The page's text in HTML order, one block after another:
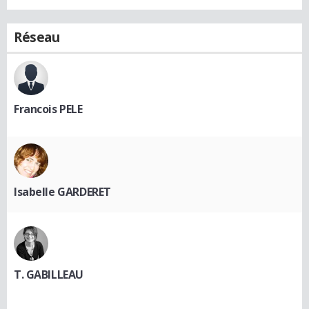
Réseau
Francois PELE
Isabelle GARDERET
T. GABILLEAU